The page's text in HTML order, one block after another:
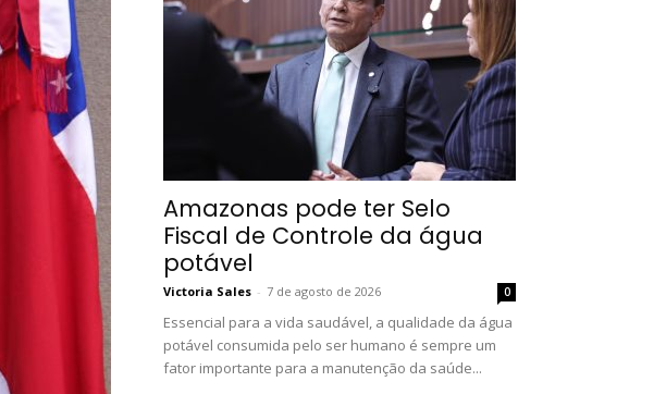
Amazonas pode ter Selo
Fiscal de Controle da água
potável
Victoria Sales - 7 de agosto de 2026 0
Essencial para a vida saudável, a qualidade da água
potável consumida pelo ser humano é sempre um
fator importante para a manutenção da saúde...